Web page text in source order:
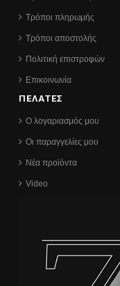
Τρόποι πληρωμής
Τρόποι αποστολής
Πολιτική επιστροφών
Επικοινωνία
ΠΕΛΑΤΕΣ
Ο λογαριασμός μου
Οι παραγγελίες μου
Νέα προϊόντα
Video